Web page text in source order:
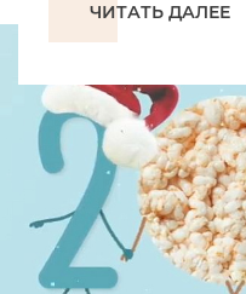
ЧИТАТЬ ДАЛЕЕ